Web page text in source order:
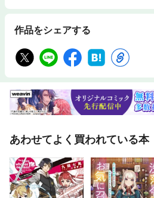
作品をシェアする
あわせてよく買われている本